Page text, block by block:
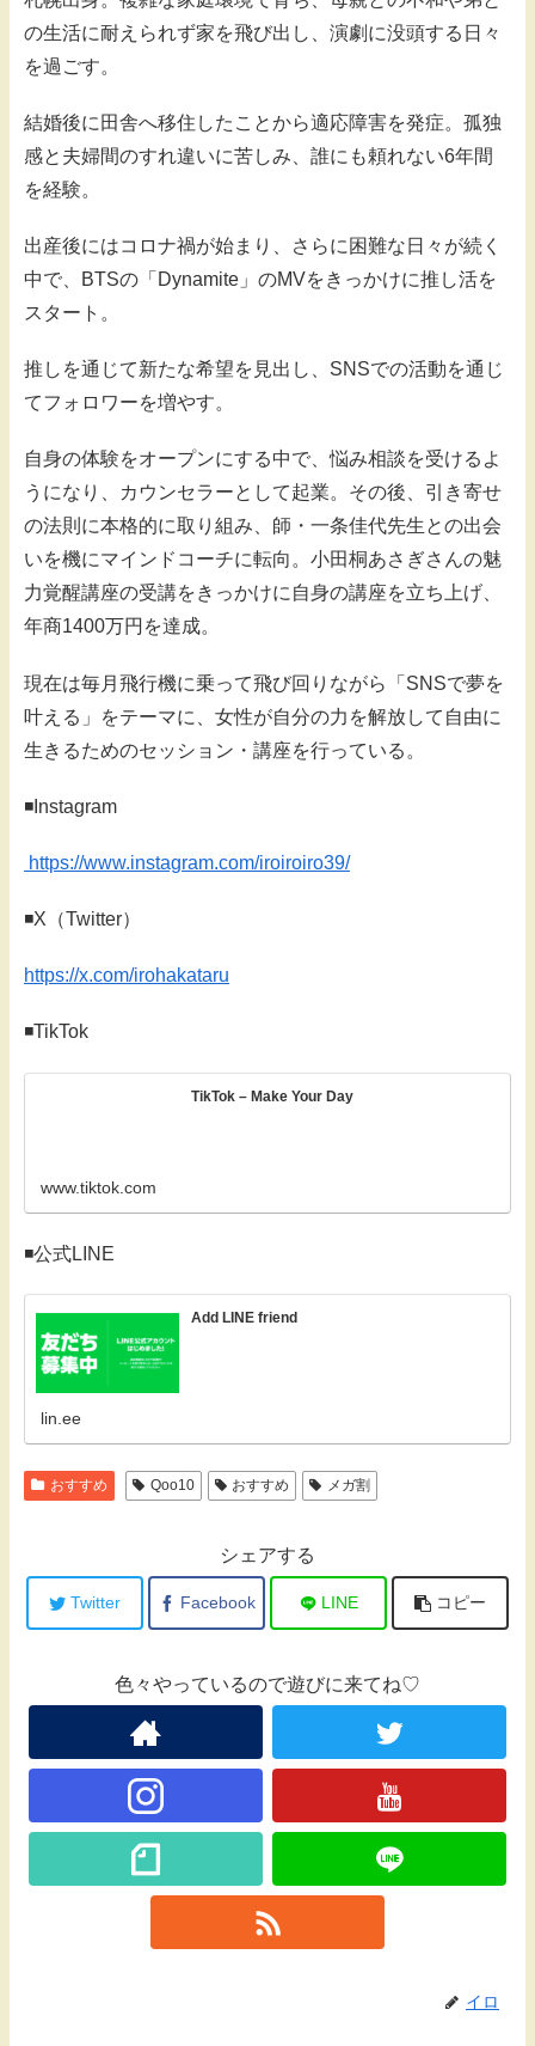
の生活に耐えられず家を飛び出し、演劇に没頭する日々
を過ごす。
結婚後に田舎へ移住したことから適応障害を発症。孤独
感と夫婦間のすれ違いに苦しみ、誰にも頼れない6年間
を経験。
出産後にはコロナ禍が始まり、さらに困難な日々が続く
中で、BTSの「Dynamite」のMVをきっかけに推し活を
スタート。
推しを通じて新たな希望を見出し、SNSでの活動を通じ
てフォロワーを増やす。
自身の体験をオープンにする中で、悩み相談を受けるよ
うになり、カウンセラーとして起業。その後、引き寄せ
の法則に本格的に取り組み、師・一条佳代先生との出会
いを機にマインドコーチに転向。小田桐あさぎさんの魅
力覚醒講座の受講をきっかけに自身の講座を立ち上げ、
年商1400万円を達成。
現在は毎月飛行機に乗って飛び回りながら「SNSで夢を
叶える」をテーマに、女性が自分の力を解放して自由に
生きるためのセッション・講座を行っている。
◾️Instagram
https://www.instagram.com/iroiroiro39/
◾️X（Twitter）
https://x.com/irohakataru
◾️TikTok
TikTok – Make Your Day
www.tiktok.com
◾️公式LINE
Add LINE friend
lin.ee
おすすめ Qoo10 おすすめ メガ割
シェアする
Twitter Facebook LINE コピー
色々やっているので遊びに来てね♡
イロ